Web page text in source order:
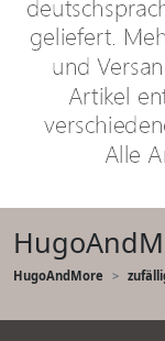
HugoAndMore